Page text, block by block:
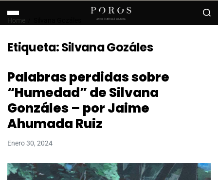
Home
Etiqueta:Silvana Gozáles
Palabras perdidas sobre
“Humedad” de Silvana
Gonzáles – por Jaime
Ahumada Ruiz
Enero 30, 2024